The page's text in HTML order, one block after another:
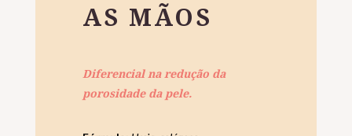
AS MÃOS
Diferencial na redução da
porosidade da pele.